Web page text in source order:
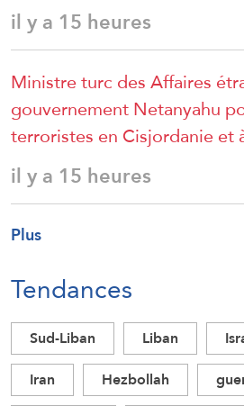
il y a 15 heures
Ministre turc des Affaires
gouvernement Netanyahu
terroristes en Cisjordanie et
il y a 15 heures
Plus
Tendances
Sud-Liban Liban
Iran
Hezbollah